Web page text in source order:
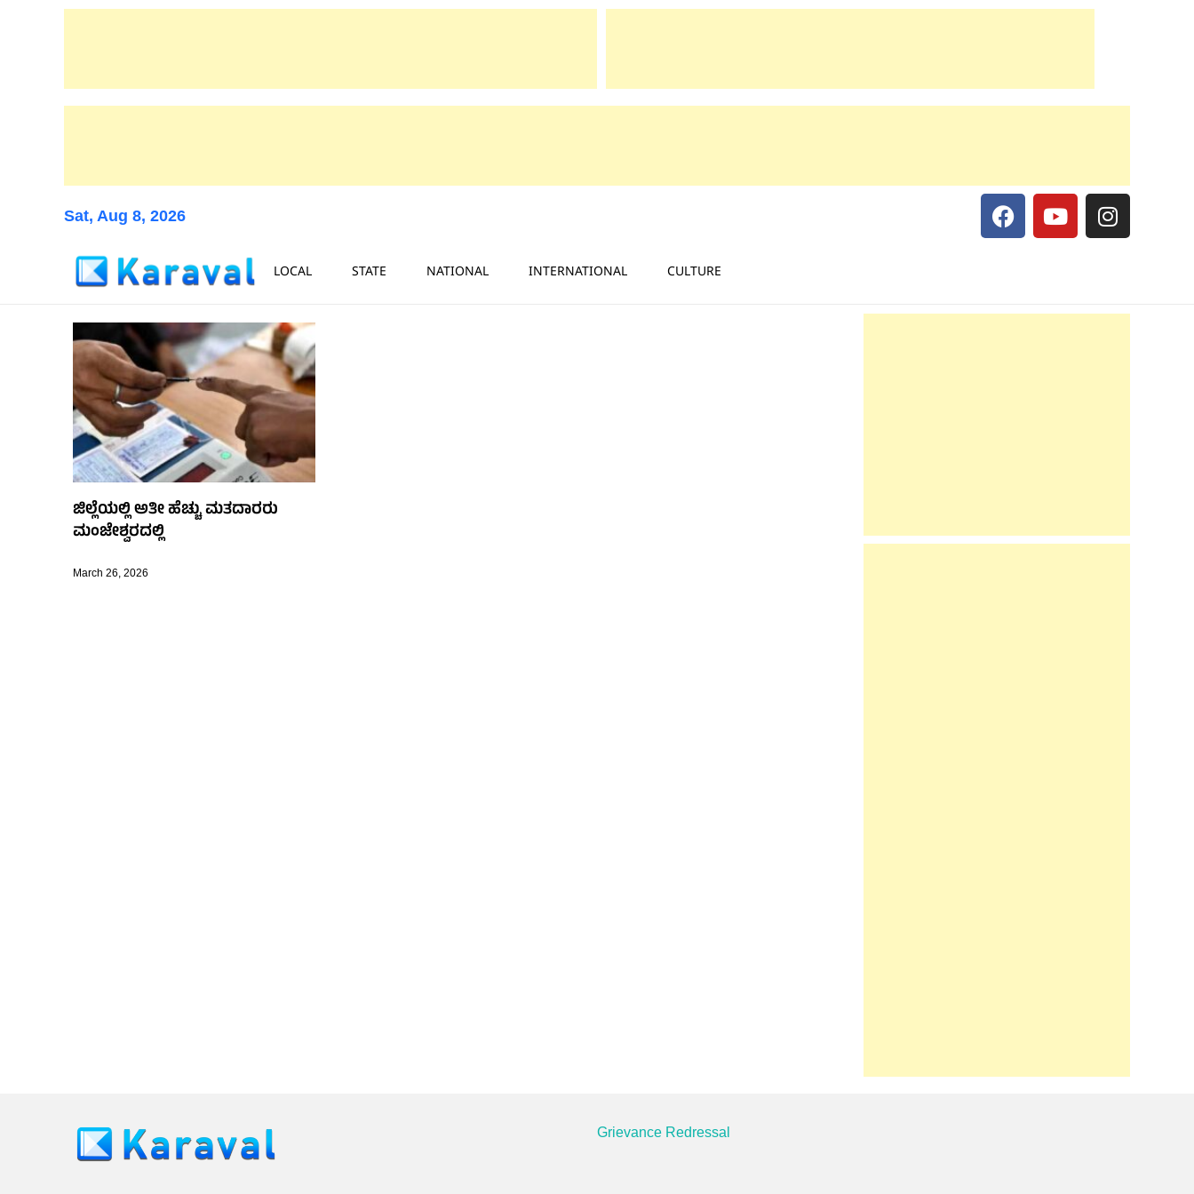
Sat, Aug 8, 2026
LOCAL STATE NATIONAL INTERNATIONAL CULTURE
ಜಿಲ್ಲೆಯಲ್ಲಿ ಅತೀ ಹೆಚ್ಚು ಮತದಾರರು
ಮಂಜೇಶ್ವರದಲ್ಲಿ
March 26, 2026
Grievance Redressal